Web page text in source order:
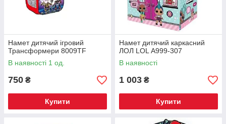
Намет дитячий ігровий
Трансформери 8009TF
В наявності 1 од.
750 ₴
Купити
Намет дитячий каркасний
ЛОЛ LOL А999-307
В наявності
1 003 ₴
Купити